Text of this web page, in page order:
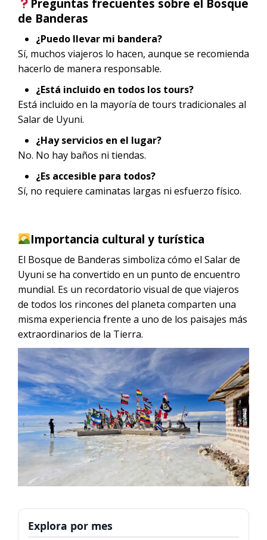
Preguntas frecuentes sobre el Bosque
de Banderas
¿Puedo llevar mi bandera?
Sí, muchos viajeros lo hacen, aunque se recomienda
hacerlo de manera responsable.
¿Está incluido en todos los tours?
Está incluido en la mayoría de tours tradicionales al
Salar de Uyuni.
¿Hay servicios en el lugar?
No. No hay baños ni tiendas.
¿Es accesible para todos?
Sí, no requiere caminatas largas ni esfuerzo físico.
Importancia cultural y turística
El Bosque de Banderas simboliza cómo el Salar de
Uyuni se ha convertido en un punto de encuentro
mundial. Es un recordatorio visual de que viajeros
de todos los rincones del planeta comparten una
misma experiencia frente a uno de los paisajes más
extraordinarios de la Tierra.
Explora por mes